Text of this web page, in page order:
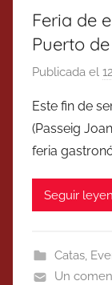
Feria de
Puerto
Publicada el
Este fin de
(Passeig
feria
Seguir
Catas,
Un